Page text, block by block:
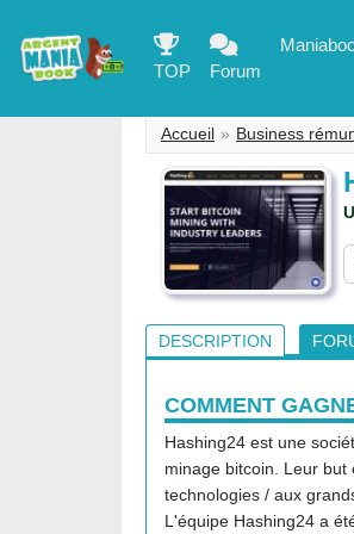
TOP Forum
Accueil Business
DESCRIPTION
COMMENT
Hashing24 est une
minage bitcoin. Leur
technologies / aux
L'équipe Hashing24 a